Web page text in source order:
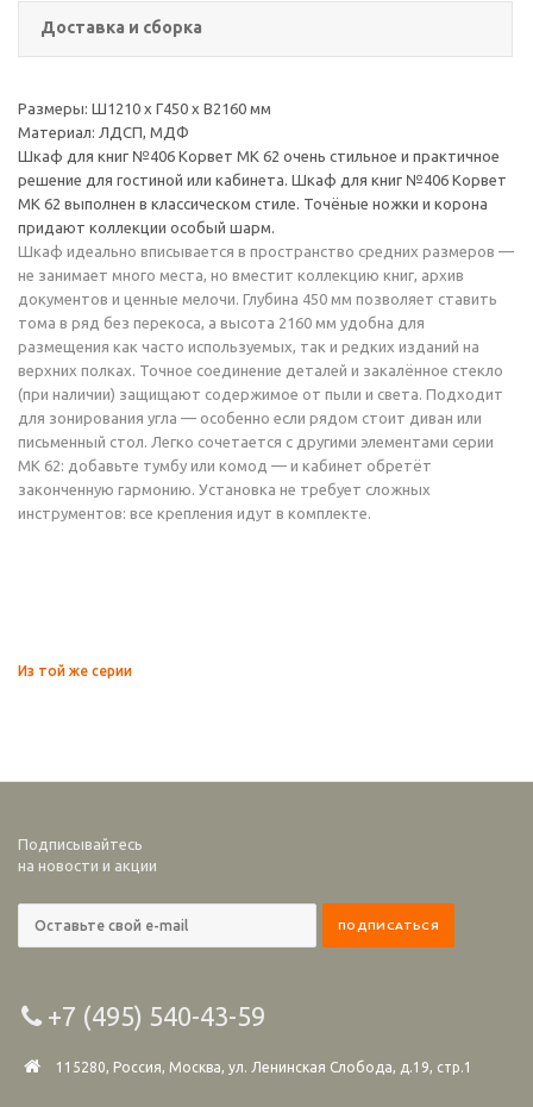
Доставка и сборка
Размеры: Ш1210 х Г450 х В2160 мм
Материал: ЛДСП, МДФ
Шкаф для книг №406 Корвет МК 62 очень стильное и практичное
решение для гостиной или кабинета. Шкаф для книг №406 Корвет
МК 62 выполнен в классическом стиле. Точёные ножки и корона
придают коллекции особый шарм.
Шкаф идеально вписывается в пространство средних размеров —
не занимает много места, но вместит коллекцию книг, архив
документов и ценные мелочи. Глубина 450 мм позволяет ставить
тома в ряд без перекоса, а высота 2160 мм удобна для
размещения как часто используемых, так и редких изданий на
верхних полках. Точное соединение деталей и закалённое стекло
(при наличии) защищают содержимое от пыли и света. Подходит
для зонирования угла — особенно если рядом стоит диван или
письменный стол. Легко сочетается с другими элементами серии
МК 62: добавьте тумбу или комод — и кабинет обретёт
законченную гармонию. Установка не требует сложных
инструментов: все крепления идут в комплекте.
Из той же серии
Подписывайтесь
на новости и акции
+7 (495) 540-43-59
115280, Россия, Москва, ул. Ленинская Слобода, д.19, стр.1